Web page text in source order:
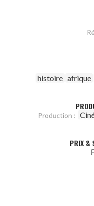
histoire afrique
Production :
PRIX &